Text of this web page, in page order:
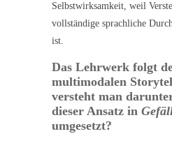
Selbstwirksamkeit, weil
vollständige sprachliche
ist.
Das Lehrwerk folgt
multimodalen
versteht man
dieser Ansatz in
umgesetzt?